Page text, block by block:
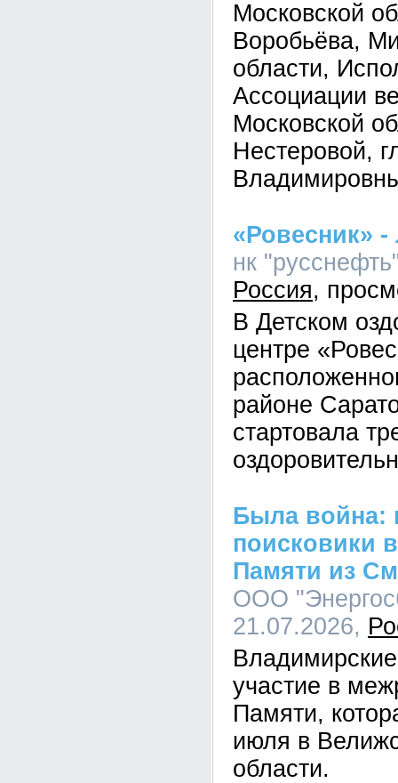
Московской
Воробьёва,
области,
Ассоциации
Московской
Нестеровой,
«Ровесник» -
нк
Россия
В Детском
центре
районе
стартовала
Была война:
поисковики
Памяти из
ООО
21.07.2026,
участие в
Памяти,
июля в
области.